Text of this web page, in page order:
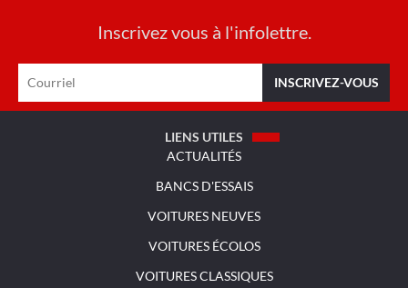
Inscrivez vous à l'infolettre.
LIENS UTILES
ACTUALITÉS
BANCS D'ESSAIS
VOITURES NEUVES
VOITURES ÉCOLOS
VOITURES CLASSIQUES